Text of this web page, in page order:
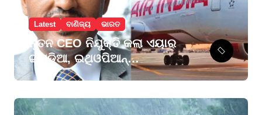
Latest ବାଣିଜ୍ୟ ଭାରତ
ନୂତନ CEO ନିଯୁକ୍ତି କଲା ଏୟାର
ଇଣ୍ଡିଆ, ଇଥିଓପିଆନ୍
ଏୟାରଲାଇନ୍ସ ଗ୍ରୁପର ପୂର୍ବତନ